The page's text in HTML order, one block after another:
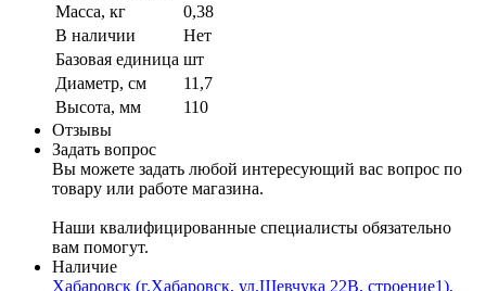
Масса, кг
0,38
В наличии
Нет
Базовая единица шт
Диаметр, cм
11,7
Высота, мм
110
Отзывы
Задать вопрос
Вы можете задать любой интересующий вас вопрос по
товару или работе магазина.
Наши квалифицированные специалисты обязательно
вам помогут.
Наличие
Хабаровск (г.Хабаровск, ул.Шевчука 22В, строение1),